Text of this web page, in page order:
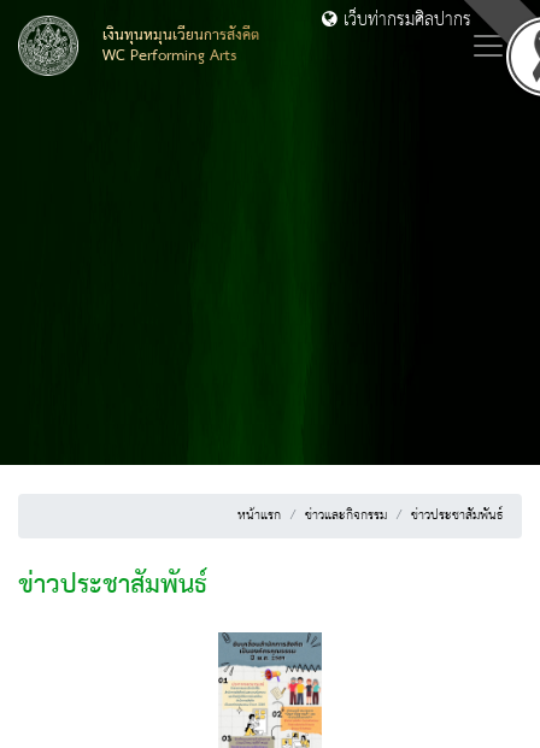
เงินทุนหมุนเวียนการสังคีต
WC Performing Arts
เว็บท่ากรมศิลปากร
หน้าแรก ข่าวและกิจกรรม ข่าวประชาสัมพันธ์
ข่าวประชาสัมพันธ์